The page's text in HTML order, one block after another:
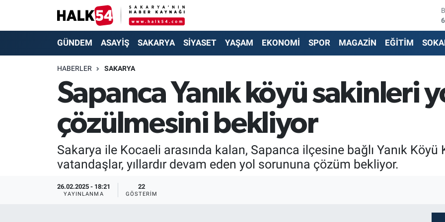
GÜNDEM ASAYİŞ SAKARYA SİYASET YAŞAM EKONOMİ SPOR MAGAZİN EĞİTİM
HABERLER SAKARYA
Sapanca Yanık köyü sakinleri
çözülmesini bekliyor
Sakarya ile Kocaeli arasında kalan, Sapanca ilçesine bağlı Yanık Köyü
vatandaşlar, yıllardır devam eden yol sorununa çözüm bekliyor.
26.02.2025 - 18:21
YAYINLANMA
22
GÖSTERIM
GÜNDEM
SİYASET
EKONOMİ
SOKAK RÖPORTAJLARI
Adapazarı Nöbetçi Eczaneler
Adapazarı Trafik Yoğunluk Haritası
Süper Lig Puan Durumu ve Fikstür
Tüm Manşetler
Son Dakika Haberleri
Haber Arşivi